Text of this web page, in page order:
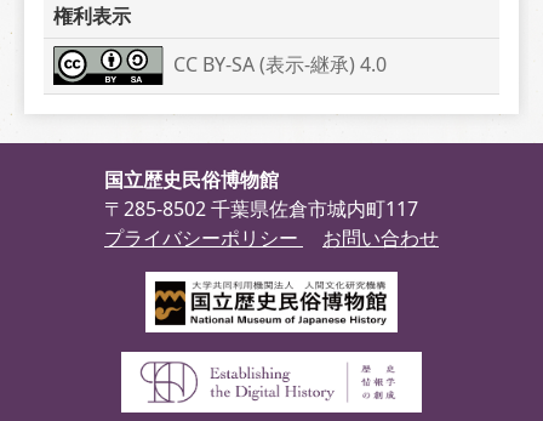
権利表示
CC BY-SA (表示-継承) 4.0
国立歴史民俗博物館
〒285-8502 千葉県佐倉市城内町117
プライバシーポリシー
お問い合わせ